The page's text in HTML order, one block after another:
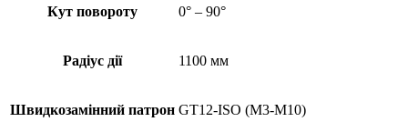
Кут повороту 0° – 90°
Радіус дії 1100 мм
Швидкозамінний патрон GT12-ISO (M3-M10)